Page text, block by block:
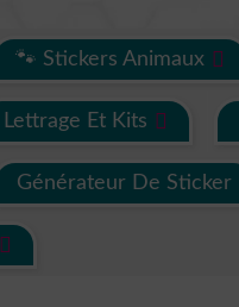
🐾 Stickers Animaux
Lettrage Et Kits
Générateur De Sticker